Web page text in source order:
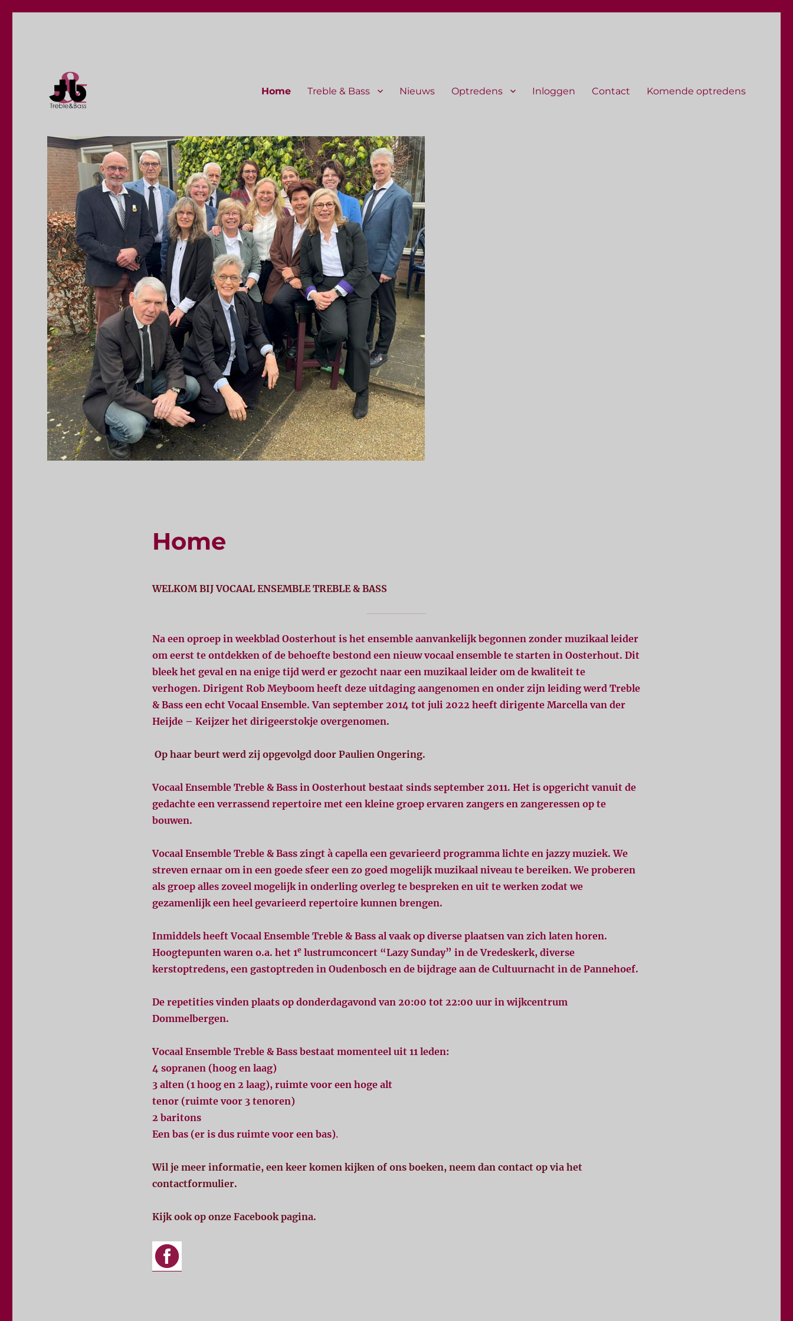
Treble & Bass
Home Treble & Bass Nieuws Optredens Inloggen Contact Komende optredens
Home
WELKOM BIJ VOCAAL ENSEMBLE TREBLE & BASS
Na een oproep in weekblad Oosterhout is het ensemble aanvankelijk begonnen zonder muzikaal leider
om eerst te ontdekken of de behoefte bestond een nieuw vocaal ensemble te starten in Oosterhout. Dit
bleek het geval en na enige tijd werd er gezocht naar een muzikaal leider om de kwaliteit te
verhogen. Dirigent Rob Meyboom heeft deze uitdaging aangenomen en onder zijn leiding werd Treble
& Bass een echt Vocaal Ensemble. Van september 2014 tot juli 2022 heeft dirigente Marcella van der
Heijde – Keijzer het dirigeerstokje overgenomen.
Op haar beurt werd zij opgevolgd door Paulien Ongering.
Vocaal Ensemble Treble & Bass in Oosterhout bestaat sinds september 2011. Het is opgericht vanuit de
gedachte een verrassend repertoire met een kleine groep ervaren zangers en zangeressen op te
bouwen.
Vocaal Ensemble Treble & Bass zingt à capella een gevarieerd programma lichte en jazzy muziek. We
streven ernaar om in een goede sfeer een zo goed mogelijk muzikaal niveau te bereiken. We proberen
als groep alles zoveel mogelijk in onderling overleg te bespreken en uit te werken zodat we
gezamenlijk een heel gevarieerd repertoire kunnen brengen.
Inmiddels heeft Vocaal Ensemble Treble & Bass al vaak op diverse plaatsen van zich laten horen.
Hoogtepunten waren o.a. het 1elustrumconcert “Lazy Sunday” in de Vredeskerk, diverse
kerstoptredens, een gastoptreden in Oudenbosch en de bijdrage aan de Cultuurnacht in de Pannehoef.
De repetities vinden plaats op donderdagavond van 20:00 tot 22:00 uur in wijkcentrum
Dommelbergen.
Vocaal Ensemble Treble & Bass bestaat momenteel uit 11 leden:
4 sopranen (hoog en laag)
3 alten (1 hoog en 2 laag), ruimte voor een hoge alt
tenor (ruimte voor 3 tenoren)
2 baritons
Een bas (er is dus ruimte voor een bas).
Wil je meer informatie, een keer komen kijken of ons boeken, neem dan contact op via het
contactformulier.
Kijk ook op onze Facebook pagina.